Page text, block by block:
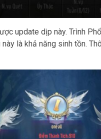
update dịp này. Trình
là khả năng sinh tồn.